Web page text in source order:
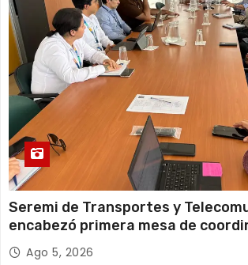
s
Seremi de Transportes y
encabezó primera mesa de
retiro de cables en desuso en
Ago 5, 2026